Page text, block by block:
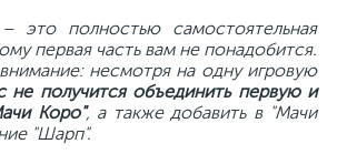
это полностью самостоятельная
первая часть вам не понадобится.
несмотря на одну игровую
не получится объединить первую и
Коро", а также добавить в "Мачи
"Шарп".